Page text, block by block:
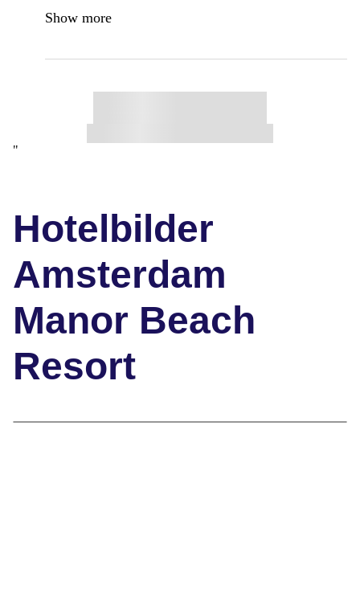
Show more
"
Hotelbilder
Amsterdam
Manor Beach
Resort